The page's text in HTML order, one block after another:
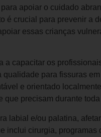
apoiar o cuidado
é crucial para prevenir a
essas crianças
a capacitar os
para fissuras
e orientado
precisam durante
labial e/ou palatina,
inclui cirurgia, programas